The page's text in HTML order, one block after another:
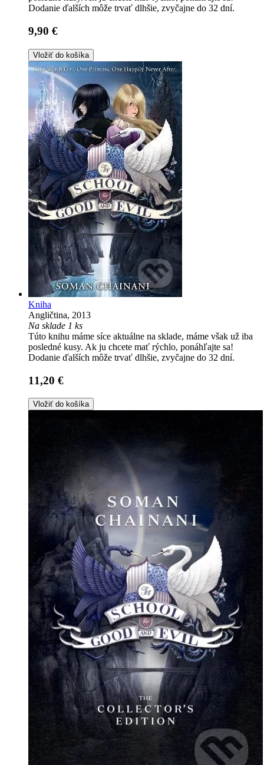
Dodanie ďalších môže trvať dlhšie, zvyčajne do 32 dní.
9,90 €
Vložiť do košíka
Kniha
Angličtina, 2013
Na sklade 1 ks
Túto knihu máme síce aktuálne na sklade, máme však už iba
posledné kusy. Ak ju chcete mať rýchlo, ponáhľajte sa!
Dodanie ďalších môže trvať dlhšie, zvyčajne do 32 dní.
11,20 €
Vložiť do košíka